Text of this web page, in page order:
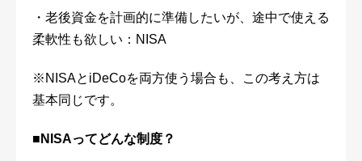
・老後資金を計画的に準備したいが、途中で使える
柔軟性も欲しい：NISA
※NISAとiDeCoを両方使う場合も、この考え方は
基本同じです。
■ NISAってどんな制度？